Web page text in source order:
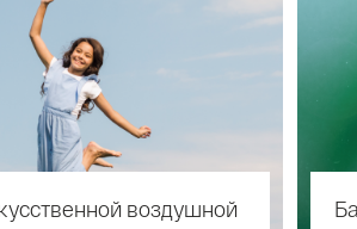
воздушной